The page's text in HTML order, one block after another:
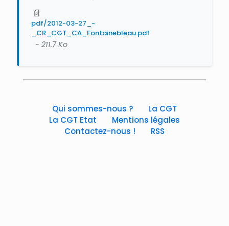
📄
pdf/2012-03-27_-
_CR_CGT_CA_Fontainebleau.pdf
- 211.7 Ko
Qui sommes-nous ?
La CGT
La CGT Etat
Mentions légales
Contactez-nous !
RSS